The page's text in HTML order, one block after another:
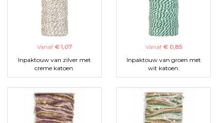
Vanaf € 1,07
Inpaktouw van zilver met
creme katoen.
Vanaf € 0,85
Inpaktouw van groen met
wit katoen.